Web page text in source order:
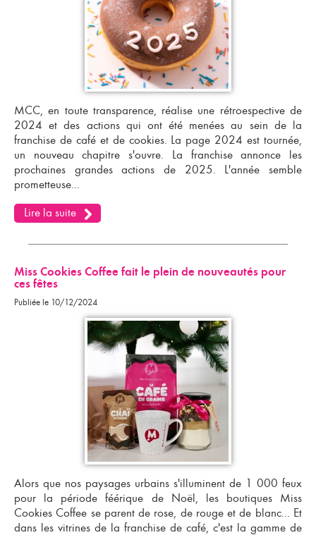
MCC, en toute transparence, réalise une rétroespective de
2024 et des actions qui ont été menées au sein de la
franchise de café et de cookies. La page 2024 est tournée,
un nouveau chapitre s'ouvre. La franchiseannonce les
prochaines grandes actions de 2025. L'année semble
prometteuse...
Lire la suite
Miss Cookies Coffee fait le plein de nouveautés pour
ces fêtes
Publiée le 10/12/2024
Alors que nos paysages urbains s'illuminent de 1 000 feux
pour la période féérique de Noël, les boutiques Miss
Cookies Coffee se parent de rose, de rouge et de blanc... Et
dans les vitrines de la franchise de café, c'est la gamme de